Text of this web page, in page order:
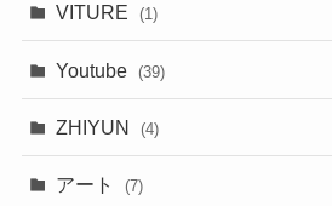
VITURE (1)
Youtube (39)
ZHIYUN (4)
アート (7)